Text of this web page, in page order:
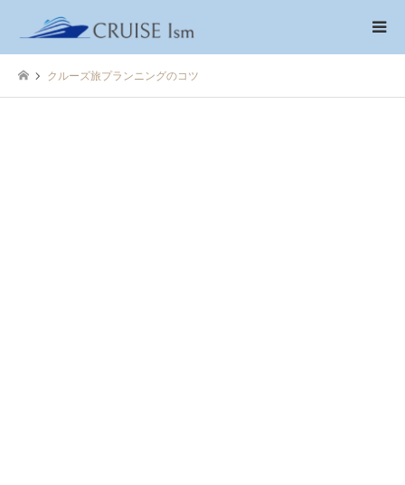
クルーズ旅プランニングのコツ